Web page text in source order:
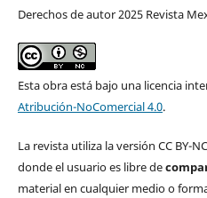
Derechos de autor 2025 Revista
Esta obra está bajo una licencia
Atribución-NoComercial 4.0.
La revista utiliza la versión CC BY-
donde el usuario es libre dec
material en cualquier medio o